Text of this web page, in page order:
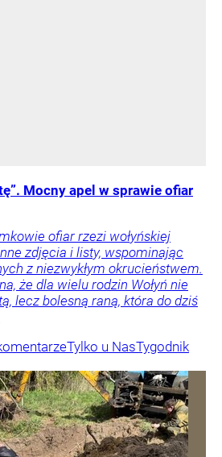
Mocny apel w sprawie ofiar
ofiar rzezi wołyńskiej
zdjęcia i listy, wspominając
z niezwykłym okrucieństwem.
że dla wielu rodzin Wołyń nie
lecz bolesną raną, która do dziś
Tylko u NasTygodnik